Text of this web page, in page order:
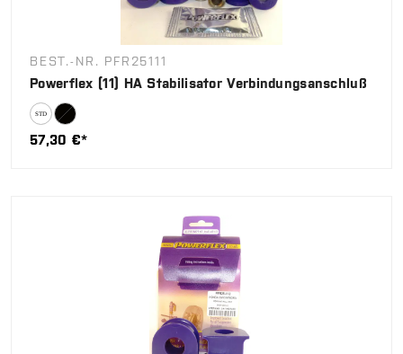
BEST.-NR. PFR25111
Powerflex (11) HA Stabilisator Verbindungsanschluß
57,30 €*